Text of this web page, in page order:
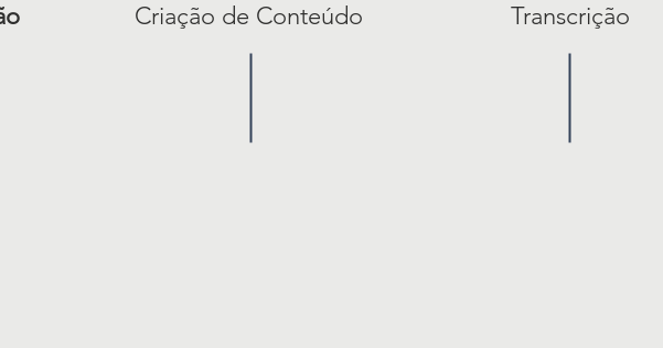
Criação de Conteúdo Transcrição